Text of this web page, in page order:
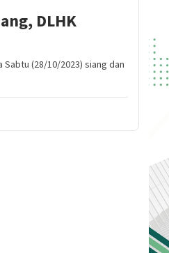
DLHK
Sabtu (28/10/2023) siang dan